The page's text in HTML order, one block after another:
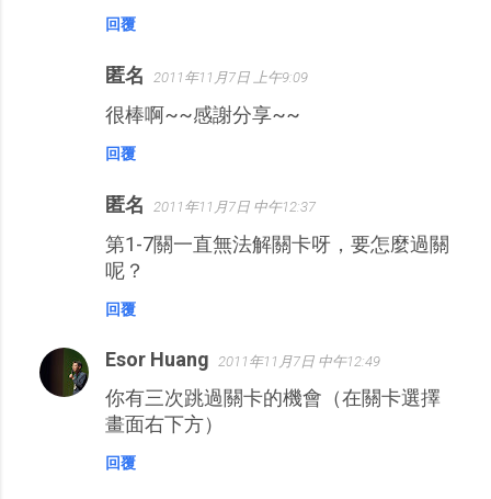
回覆
匿名 2011年11月7日 上午9:09
很棒啊~~感謝分享~~
回覆
匿名 2011年11月7日 中午12:37
第1-7關一直無法解關卡呀，要怎麼過關
呢？
回覆
Esor Huang 2011年11月7日 中午12:49
你有三次跳過關卡的機會（在關卡選擇
畫面右下方）
回覆